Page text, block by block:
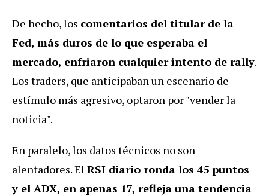
De hecho, los comentarios del titular de la
Fed, más duros de lo que esperaba el
mercado, enfriaron cualquier intento de rally.
Los traders, que anticipaban un escenario de
estímulo más agresivo, optaron por "vender la
noticia".
En paralelo, los datos técnicos no son
alentadores. El RSI diario ronda los 45 puntos
y el ADX, en apenas 17, refleja una tendencia